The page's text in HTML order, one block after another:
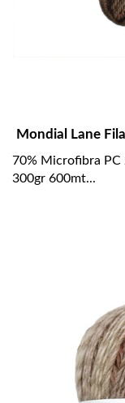
Mondial Lane
70% Microfibra PC
300gr 600mt...